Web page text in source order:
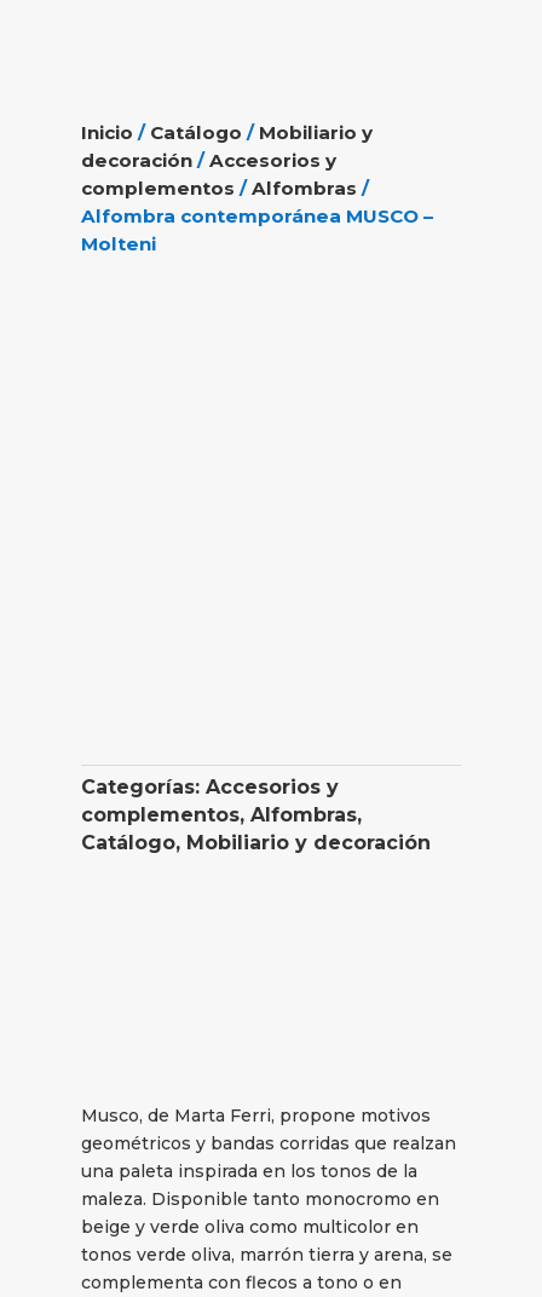
Inicio / Catálogo / Mobiliario y
decoración /Accesorios y
complementos /Alfombras /
Alfombra contemporánea MUSCO –
Molteni
Categorías:Accesorios y
complementos,Alfombras,
Catálogo, Mobiliario y decoración
Musco, de Marta Ferri, propone motivos
geométricos y bandas corridas que realzan
una paleta inspirada en los tonos de la
maleza. Disponible tanto monocromo en
beige y verde oliva como multicolor en
tonos verde oliva, marrón tierra y arena, se
complementa con flecos a tono o en